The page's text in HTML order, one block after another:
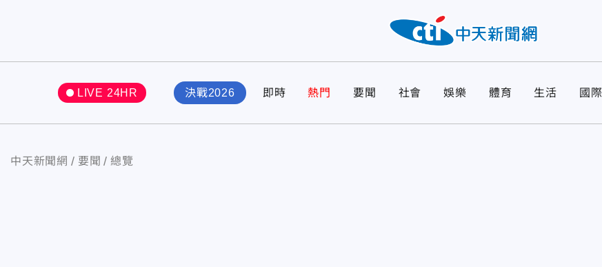
LIVE 24HR 決戰2026 即時 熱門 要聞 社會 娛樂 體育 生活 國際
中天新聞網 要聞 總覽